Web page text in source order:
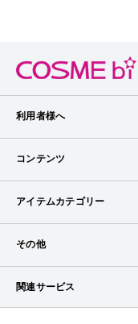
利用者様へ
メンバーログイン
メンバー会員について
アイテム掲載リクエスト
コンテンツ
ランキング
ブランドから探す
ピックアップ特集
アイテムカテゴリー
スキンケア
その他
お問い合わせ（ブランド様）
関連サービス